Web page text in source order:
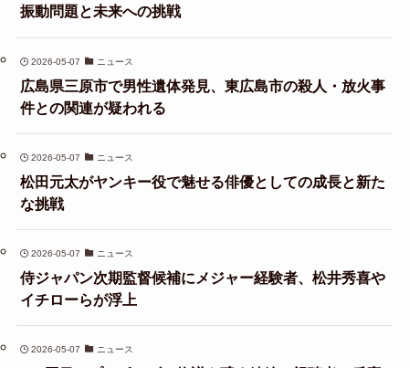
振動問題と未来への挑戦
2026-05-07 ニュース
広島県三原市で男性遺体発見、東広島市の殺人・放火事
件との関連が疑われる
2026-05-07 ニュース
松田元太がヤンキー役で魅せる俳優としての成長と新た
な挑戦
2026-05-07 ニュース
侍ジャパン次期監督候補にメジャー経験者、松井秀喜や
イチローらが浮上
2026-05-07 ニュース